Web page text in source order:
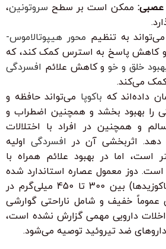
عصبی: ممکن است بر سطح سروتونین،
می‌تواند به تنظیم محور هیپوتالاموس-
کاهش پاسخ به استرس کمک کند، که
خلق و خوو کاهش علائم افسردگی
می‌کند.
داده‌اند که باکوپا می‌تواند حافظه و
را بهبود بخشد و همچنین اضطراب و
و همچنین در افراد با اختلالات
اثربخشی آن در افسردگی اولیه
است، اما در بهبود علائم همراه با
است. دوز معمول عصاره استاندارد شده
(حاوی 20-55% باکوزیدها) بین 300 تا 450 میلی‌گرم در
عموماً خفیف و شامل ناراحتی گوارشی
دارویی مهمی گزارش نشده است،
ضد تیروئید توصیه می‌شود.